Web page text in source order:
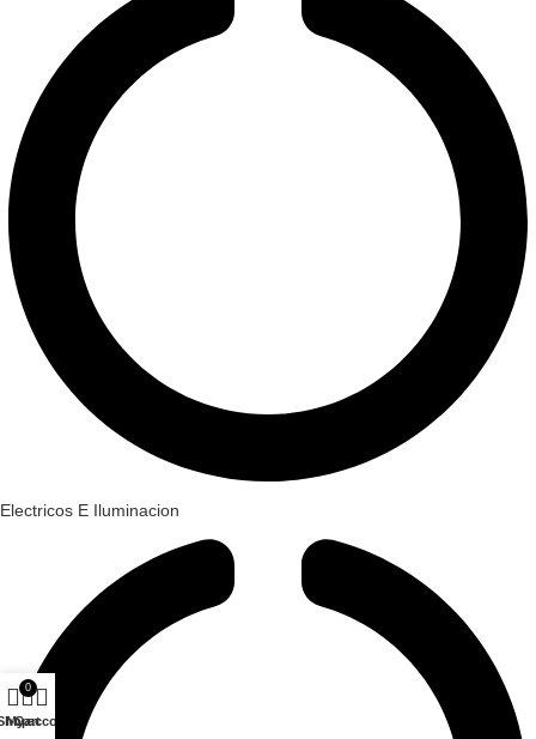
Electricos E Iluminacion
0
Cart
My account